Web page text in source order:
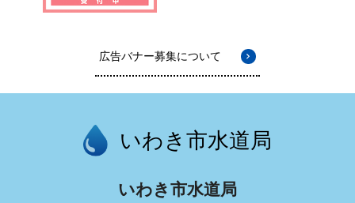
広告バナー募集について
いわき市水道局
いわき市水道局